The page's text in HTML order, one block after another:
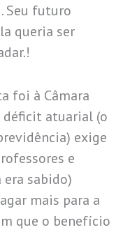
Seu futuro
queria ser
foi à Câmara
déficit atuarial (o
exige
e
sabido)
mais para a
que o benefício